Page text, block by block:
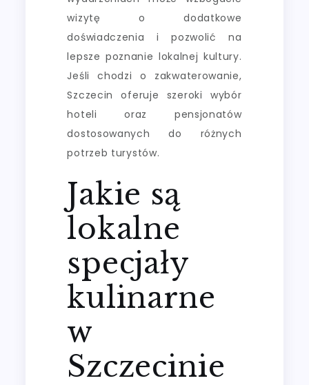
wizytę o dodatkowe
doświadczenia i pozwolić na
lepsze poznanie lokalnej kultury.
Jeśli chodzi o zakwaterowanie,
Szczecin oferuje szeroki wybór
hoteli oraz pensjonatów
dostosowanych do różnych
potrzeb turystów.
Jakie są
lokalne
specjały
kulinarne
w
Szczecinie